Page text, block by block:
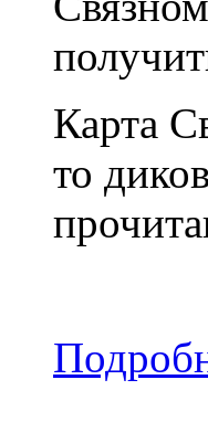
Карта
то